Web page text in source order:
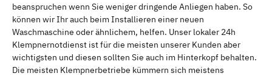
beanspruchen wenn Sie weniger dringende Anliegen haben. So
können wir Ihr auch beim Installieren einer neuen
Waschmaschine oder ähnlichem, helfen. Unser lokaler 24h
Klempnernotdienst ist für die meisten unserer Kunden aber
wichtigsten und diesen sollten Sie auch im Hinterkopf behalten.
Die meisten Klempnerbetriebe kümmern sich meistens